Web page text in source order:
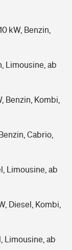
kW, Benzin,
Limousine, ab
Benzin, Kombi,
Cabrio,
Limousine, ab
Diesel, Kombi,
Limousine, ab